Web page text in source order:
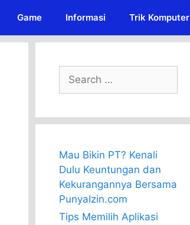
Game Informasi Trik Komputer
Search
for:
Mau Bikin PT? Kenali
Dulu Keuntungan dan
Kekurangannya Bersama
PunyaIzin.com
Tips Memilih Aplikasi